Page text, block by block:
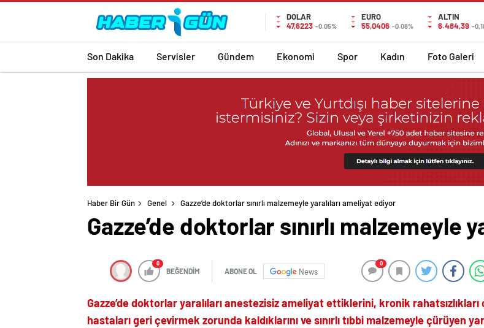
DOLAR
47,6223 -0.05%
EURO
55,0406 -0.08%
ALTIN
6.484,39 -
Son Dakika Servisler Gündem Ekonomi Spor Kadın Foto Galeri
Haber Bir Gün Genel Gazze’de doktorlar sınırlı malzemeyle yaralıları ameliyat ediyor
Gazze’de doktorlar sınırlı malzemeyle
0
BEĞENDİM ABONE OL News
0
Gazze’de doktorlar yaralıları anestezisiz ameliyat ettiklerini, kronik rahatsızlıkları
hastaları geri çevirmek zorunda kaldıklarını ve sınırlı tıbbi malzemeyle çürüyen